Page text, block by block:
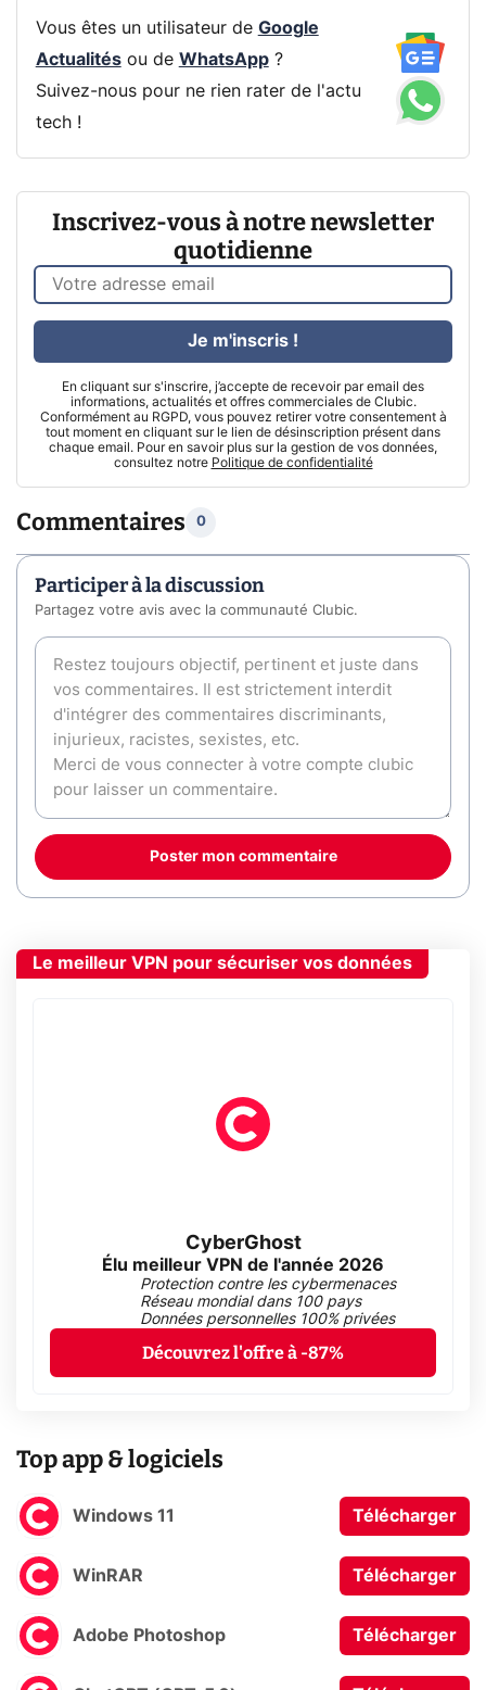
Vous êtes un utilisateur de Google
Actualitésou de WhatsApp?
Suivez-nous pour ne rien rater de l'actu
tech !
Inscrivez-vous à notre newsletter
quotidienne
En cliquant sur s'inscrire, j’accepte de recevoir par email des
informations, actualités et offres commerciales de Clubic.
Conformément au RGPD, vous pouvez retirer votre consentement à
tout moment en cliquant sur le lien de désinscription présent dans
chaque email. Pour en savoir plus sur la gestion de vos données,
consultez notre Politique de confidentialité
Je m'inscris !
Commentaires 0
Participer à la discussion
Partagez votre avis avec la communauté Clubic.
Poster mon commentaire
Le meilleur VPN pour sécuriser vos données
CyberGhost
Élu meilleur VPN de l'année 2026
Protection contre les cybermenaces
Réseau mondial dans 100 pays
Données personnelles 100% privées
Découvrez l'offre à -87%
Top app & logiciels
Windows 11 Télécharger
WinRAR Télécharger
Adobe Photoshop Télécharger